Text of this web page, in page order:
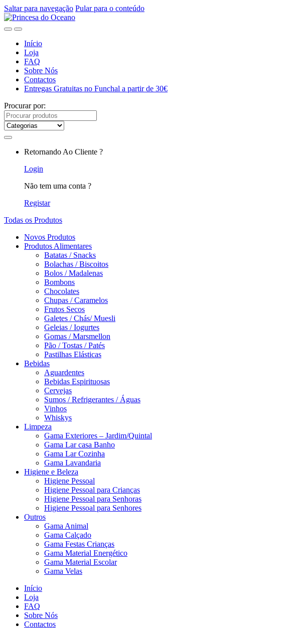
Saltar para navegação Pular para o conteúdo
Início
Loja
FAQ
Sobre Nós
Contactos
Entregas Gratuitas no Funchal a partir de 30€
Procurar por:
Retornando Ao Cliente ?
Login
Não tem uma conta ?
Registar
Todas os Produtos
Novos Produtos
Produtos Alimentares
Batatas / Snacks
Bolachas / Biscoitos
Bolos / Madalenas
Bombons
Chocolates
Chupas / Caramelos
Frutos Secos
Galetes / Chás/ Muesli
Geleias / Iogurtes
Gomas / Marsmellon
Pão / Tostas / Patés
Pastilhas Elásticas
Bebidas
Aguardentes
Bebidas Espirituosas
Cervejas
Sumos / Refrigerantes / Águas
Vinhos
Whiskys
Limpeza
Gama Exteriores – Jardim/Quintal
Gama Lar casa Banho
Gama Lar Cozinha
Gama Lavandaria
Higiene e Beleza
Higiene Pessoal
Higiene Pessoal para Crianças
Higiene Pessoal para Senhoras
Higiene Pessoal para Senhores
Outros
Gama Animal
Gama Calçado
Gama Festas Crianças
Gama Material Energético
Gama Material Escolar
Gama Velas
Início
Loja
FAQ
Sobre Nós
Contactos